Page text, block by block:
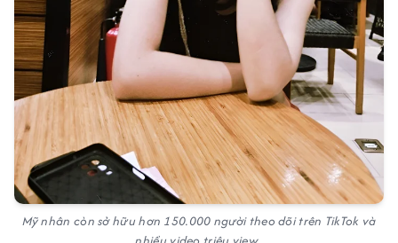
Mỹ nhân còn sở hữu hơn 150.000 người theo dõi trên TikTok và